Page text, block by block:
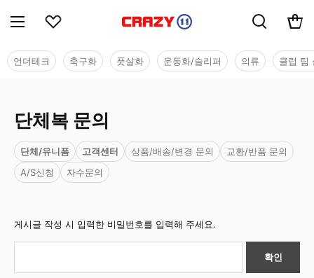
언더테크 축구화 풋살화 운동화/슬리퍼 의류 클럽 팀
단체복 문의
단체/유니폼 고객센터 상품/배송/변경 문의
교환/반품 문의
A/S신청
자수문의
게시글 작성 시 입력한 비밀번호를 입력해 주세요.
확인